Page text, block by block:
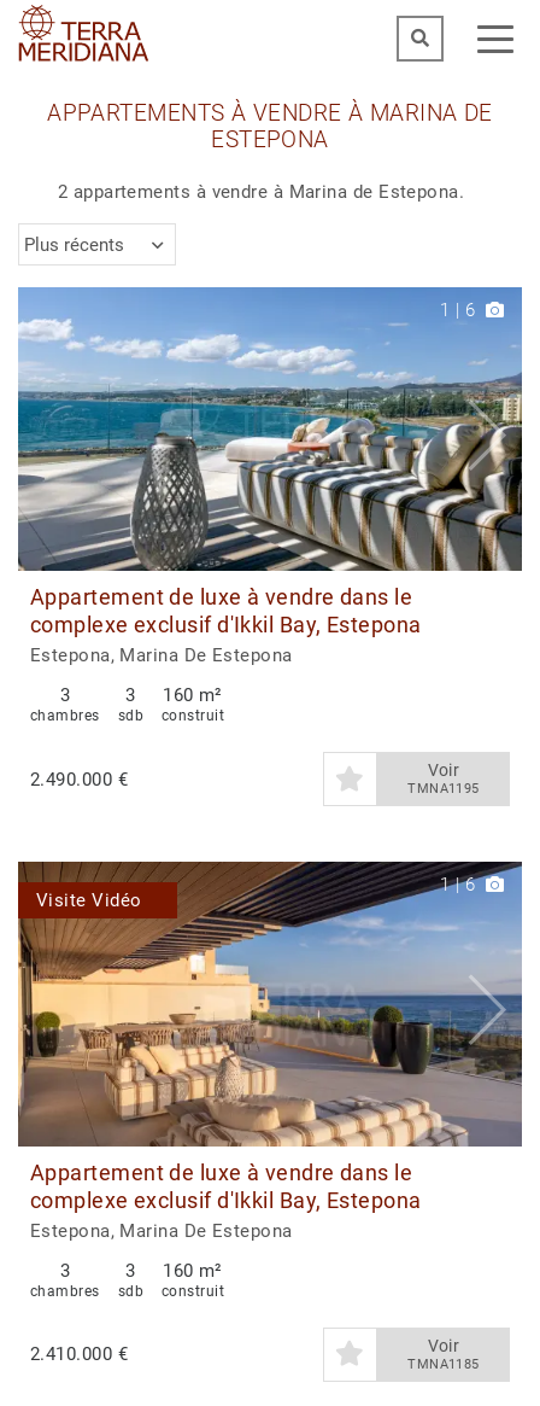
APPARTEMENTS À VENDRE À MARINA DE
ESTEPONA
2 appartements à vendre à Marina de Estepona.
Plus récents
1 | 6
Appartement de luxe à vendre dans le
complexe exclusif d'Ikkil Bay, Estepona
Estepona, Marina De Estepona
3
chambres
3
sdb
160 m²
construit
2.490.000 € Voir
TMNA1195
1|6
Visite Vidéo
Appartement de luxe à vendre dans le
complexe exclusif d'Ikkil Bay, Estepona
Estepona, Marina De Estepona
3
chambres
3
sdb
160 m²
construit
2.410.000 € Voir
TMNA1185